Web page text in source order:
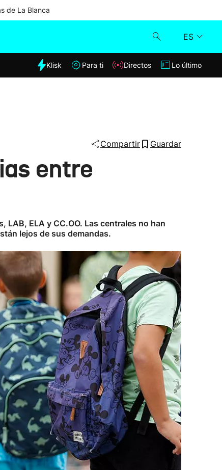
de La Blanca
ES
Klisk
Klisk Para ti Directos Lo último
Compartir Guardar
entre
ELA y CC.OO. Las centrales no han
lejos de sus demandas.